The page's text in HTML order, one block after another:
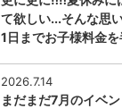
て欲しい...そんな思
1日までお子様料金
2026.7.14
まだまだ7月のイベ